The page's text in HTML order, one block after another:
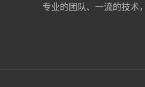
专业的团队、一流的技术